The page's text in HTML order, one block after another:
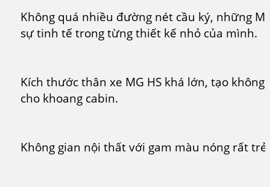
Không quá nhiều đường nét cầu ký, những
sự tinh tế trong từng thiết kế nhỏ của mình.
Kích thước thân xe MG HS khá lớn, tạo
cho khoang cabin.
Không gian nội thất với gam màu nóng rất